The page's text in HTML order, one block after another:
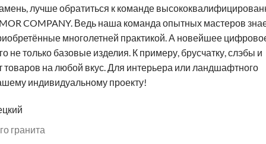
лучше обратиться к команде
COMPANY. Ведь наша команда опытных мастеров
многолетней практикой. А новейшее
не только базовые изделия. К примеру, брусчатку, слэбы и
товаров на любой вкус. Для интерьера или ландшафтного
индивидуальному проекту!
гранита